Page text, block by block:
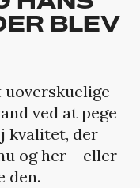
BLEV
uoverskuelige
ved at pege
kvalitet, der
og her – eller
den.